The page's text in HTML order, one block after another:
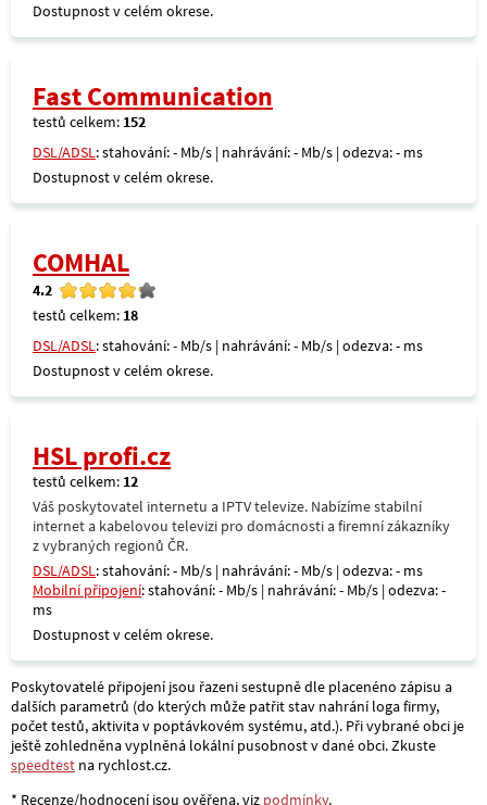
Dostupnost v celém okrese.
Fast Communication
testů celkem: 152
DSL/ADSL: stahování: - Mb/s | nahrávání: - Mb/s | odezva: - ms
Dostupnost v celém okrese.
COMHAL
4.2
testů celkem: 18
DSL/ADSL: stahování: - Mb/s | nahrávání: - Mb/s | odezva: - ms
Dostupnost v celém okrese.
HSL profi.cz
testů celkem: 12
Váš poskytovatel internetu a IPTV televize. Nabízíme stabilní
internet a kabelovou televizi pro domácnosti a firemní zákazníky
z vybraných regionů ČR.
DSL/ADSL: stahování: - Mb/s | nahrávání: - Mb/s | odezva: - ms
Mobilní připojení: stahování: - Mb/s | nahrávání: - Mb/s | odezva: -
ms
Dostupnost v celém okrese.
Poskytovatelé připojení jsou řazeni sestupně dle placenéno zápisu a
dalších parametrů (do kterých může patřit stav nahrání loga firmy,
počet testů, aktivita v poptávkovém systému, atd.). Při vybrané obci je
ještě zohledněna vyplněná lokální pusobnost v dané obci. Zkuste
speedtest na rychlost.cz.
* Recenze/hodnocení jsou ověřena, viz podmínky.